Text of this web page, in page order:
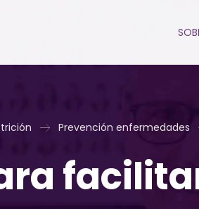
Prevención enfermedades